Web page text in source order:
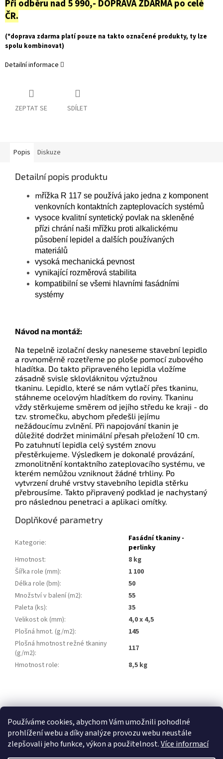
Používáme cookies, abychom Vám umožnili pohodlné
prohlížení webu a díky analýze provozu webu neustále
zlepšovali jeho funkce, výkon a použitelnost.Více informací
Při odběru nad 5 990,- DOPRAVA ZDARMA po celé
ČR.
(*doprava zdarma platí pouze na takto označené produkty, ty lze
spolu kombinovat)
Detailní informace
ZEPTAT SE SDÍLET
Popis Diskuze
Detailní popis produktu
mřížka R 117 se používá jako jedna z komponent
venkovních kontaktních zapteplovacích systémů
vysoce kvalitní syntetický povlak na skleněné
přízi chrání naši mřížku proti alkalickému
působení lepidel a dalších používaných
materiál ů
vysoká mechanická pevnost
vynikající rozměrová stabilita
kompatibilní se všemi hlavními fasádními
systémy
Návod na montáž:
Na tepelně izolační desky naneseme stavební lepidlo
a rovnoměrně rozetřeme po ploše pomocí zubového
hladítka. Do takto připraveného lepidla vložíme
zásadně svisle sklovláknitou výztužnou
tkaninu. Lepidlo, které se nám vytlačí přes tkaninu,
stáhneme ocelovým hladítkem do roviny. Tkaninu
vždy stěrkujeme směrem od jejího středu ke kraji - do
tzv. stromečku, abychom předešli jejímu
nežádoucímu zvlnění. Při napojování tkanin je
důležité dodržet minimální přesah přeložení 10 cm.
Po zatuhnutí lepidla celý systém znovu
přestěrkujeme. Výsledkem je dokonalé provázání,
zmonolitnění kontaktního zateplovacího systému, ve
kterém nemůžou vzniknout žádné trhliny. Po
vytvrzení druhé vrstvy stavebního lepidla stěrku
přebrousíme. Takto připravený podklad je nachystaný
pro následnou penetraci a aplikaci omítky.
Doplňkové parametry
Kategorie:
Fasádní tkaniny -
perlinky
Hmotnost:
8 kg
Šířka role (mm):
1 100
Délka role (bm):
50
Množství v balení (m2):
55
Paleta (ks):
35
Velikost ok (mm):
4,0 x 4,5
Plošná hmot. (g/m2):
145
Plošná hmotnost režné tkaniny
(g/m2):
117
Hmotnost role: 8,5 kg
á